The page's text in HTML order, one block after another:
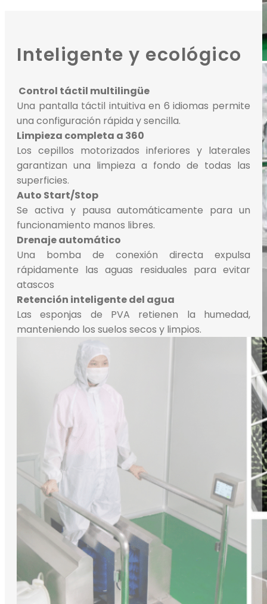
Inteligente y ecológico
Control táctil multilingüe
Una pantalla táctil intuitiva en 6 idiomas permite
una configuración rápida y sencilla.
Limpieza completa a 360
Los cepillos motorizados inferiores y laterales
garantizan una limpieza a fondo de todas las
superficies.
Auto Start/Stop
Se activa y pausa automáticamente para un
funcionamiento manos libres.
Drenaje automático
Una bomba de conexión directa expulsa
rápidamente las aguas residuales para evitar
atascos
Retención inteligente del agua
Las esponjas de PVA retienen la humedad,
manteniendo los suelos secos y limpios.